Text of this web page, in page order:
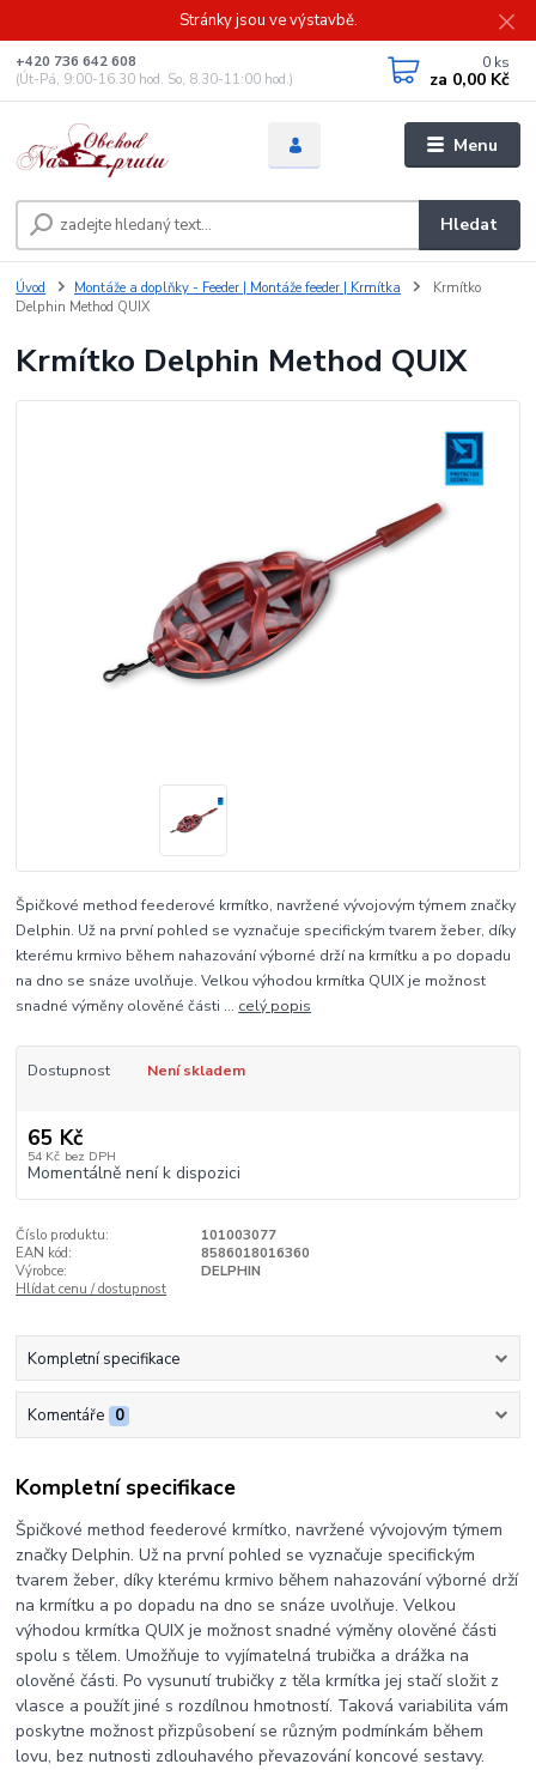
Stránky jsou ve výstavbě.
Menu
Hledat
+420 736 642 608
(Út-Pá, 9:00-16.30 hod. So, 8.30-11:00 hod.)
0 ks
za 0,00 Kč
Úvod Montáže a doplňky - Feeder | Montáže feeder | Krmítka
Krmítko
Delphin Method QUIX
Krmítko Delphin Method QUIX
Špičkové method feederové krmítko, navržené vývojovým týmem značky
Delphin. Už na první pohled se vyznačuje specifickým tvarem žeber, díky
kterému krmivo během nahazování výborné drží na krmítku a po dopadu
na dno se snáze uvolňuje. Velkou výhodou krmítka QUIX je možnost
snadné výměny olověné části ... celý popis
Dostupnost Není skladem
65 Kč
54 Kč bez DPH
Momentálně není k dispozici
Číslo produktu:
101003077
EAN kód:
8586018016360
Výrobce:
DELPHIN
Hlídat cenu / dostupnost
Kompletní specifikace
Komentáře 0
Kompletní specifikace
Špičkové method feederové krmítko, navržené vývojovým týmem
značky Delphin. Už na první pohled se vyznačuje specifickým
tvarem žeber, díky kterému krmivo během nahazování výborné drží
na krmítku a po dopadu na dno se snáze uvolňuje. Velkou
výhodou krmítka QUIX je možnost snadné výměny olověné části
spolu s tělem. Umožňuje to vyjímatelná trubička a drážka na
olověné části. Po vysunutí trubičky z těla krmítka jej stačí složit z
vlasce a použít jiné s rozdílnou hmotností. Taková variabilita vám
poskytne možnost přizpůsobení se různým podmínkám během
lovu, bez nutnosti zdlouhavého převazování koncové sestavy.